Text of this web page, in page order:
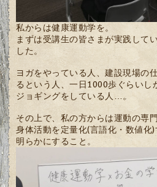
私からは健康運動学を。
まずは受講生の皆さまが実践して
した。
ヨガをやっている人、建設現場の
るという人、一日1000歩ぐらいし
ジョギングをしている人…。
その上で、私の方からは運動の専
身体活動を定量化(言語化・数値化
明らかにすること。